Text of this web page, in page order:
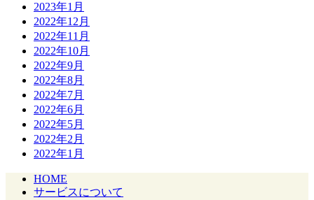
2023年1月
2022年12月
2022年11月
2022年10月
2022年9月
2022年8月
2022年7月
2022年6月
2022年5月
2022年2月
2022年1月
HOME
サービスについて